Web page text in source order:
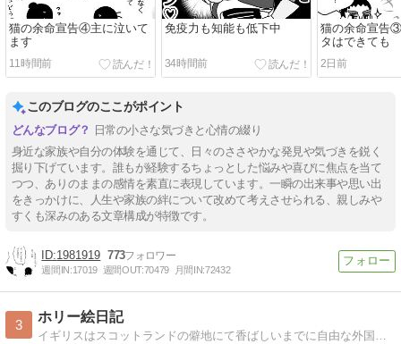
猫の余命宣告④主に泣いて
ます
11時間前
免疫力も知能も低下中
34時間前
猫の余命宣告
タはできても
2日前
このブログのここがポイント
日常の小さな気づきと心情の綴り
身近な家族や自分の体験を通じて、日々のささやかな発見や気づきを鋭く
掘り下げています。誰もが経験するちょっとした悩みや喜びに焦点を当て
つつ、ありのままの感情を素直に表現しています。一瞬の出来事や思い出
をきっかけに、人生や家族の絆について改めて考えさせられる、親しみや
すくも深みのある文章構成が特徴です。
1981919 773
週間IN:17019 週間OUT:70479 月間IN:72432
3
ホリー絵日記
イギリスはスコットランドの僻地にて香ばしいまでに自由な外国人夫と年子の娘達に振り回される日常を描いてます。